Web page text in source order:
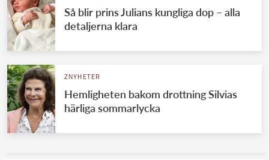
Så blir prins Julians kungliga dop – alla
detaljerna klara
ZNYHETER
Hemligheten bakom drottning Silvias
härliga sommarlycka